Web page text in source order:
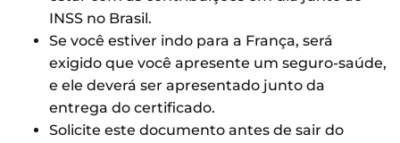
INSS no Brasil.
Se você estiver indo para a França, será
exigido que você apresente um seguro-saúde,
e ele deverá ser apresentado junto da
entrega do certificado.
Solicite este documento antes de sair do